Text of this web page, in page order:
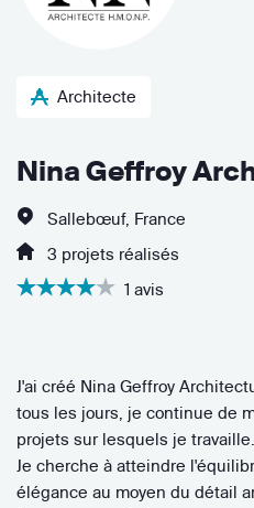
Architecte
Nina Geffroy
Sallebœuf, France
3 projets réalisés
1 avis
J'ai créé Nina Geffroy
tous les jours, je continue de
projets sur lesquels je travaille.
Je cherche à atteindre
élégance au moyen du détail